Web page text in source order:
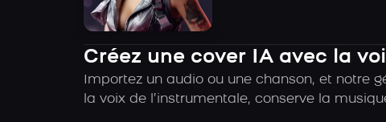
Créez une cover IA avec la
Importez un audio ou une chanson, et notre
la voix de l’instrumentale, conserve la